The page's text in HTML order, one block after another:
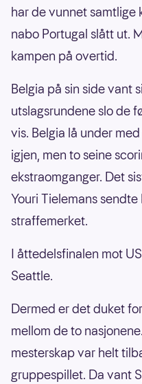
har de vunnet samtlige
nabo Portugal slått ut.
kampen på overtid.
Belgia på sin side vant
utslagsrundene slo de
vis. Belgia lå under
igjen, men to seine
ekstraomganger. Det
Youri Tielemans
straffemerket.
I åttedelsfinalen mot
Seattle.
Dermed er det duket
mellom de to
mesterskap var helt
gruppespillet. Da vant